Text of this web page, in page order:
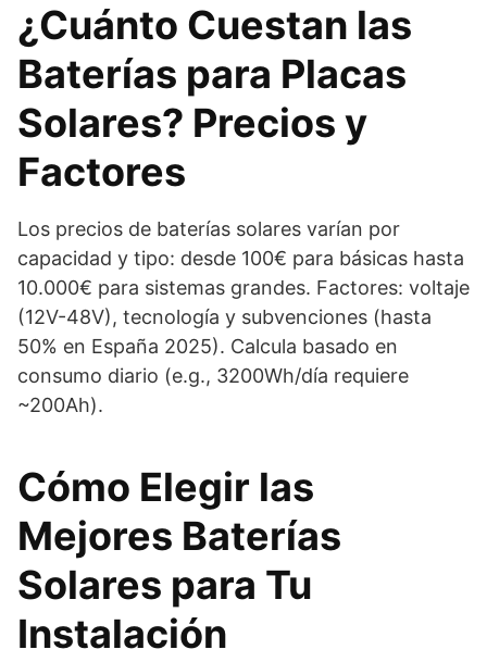
¿Cuánto Cuestan las
Baterías para Placas
Solares? Precios y
Factores
Los precios de baterías solares varían por
capacidad y tipo: desde 100€ para básicas hasta
10.000€ para sistemas grandes. Factores: voltaje
(12V-48V), tecnología y subvenciones (hasta
50% en España 2025). Calcula basado en
consumo diario (e.g., 3200Wh/día requiere
~200Ah).
Cómo Elegir las
Mejores Baterías
Solares para Tu
Instalación